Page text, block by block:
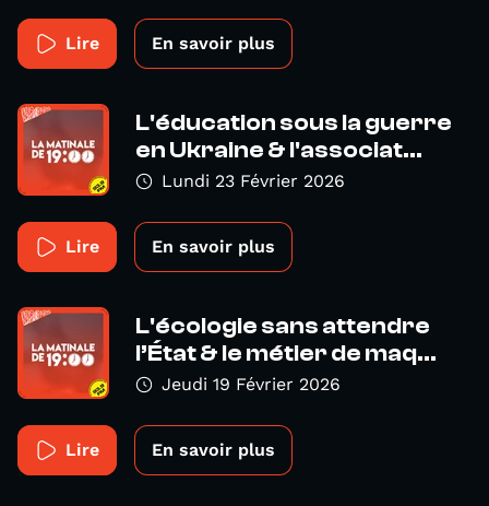
Lire En savoir plus
L'éducation sous la guerre
en Ukraine & l'associat...
Lundi 23 Février 2026
Lire En savoir plus
L'écologie sans attendre
l’État & le métier de maq...
Jeudi 19 Février 2026
Lire En savoir plus